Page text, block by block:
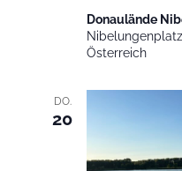
Donaulände
Österreich
DO.
20